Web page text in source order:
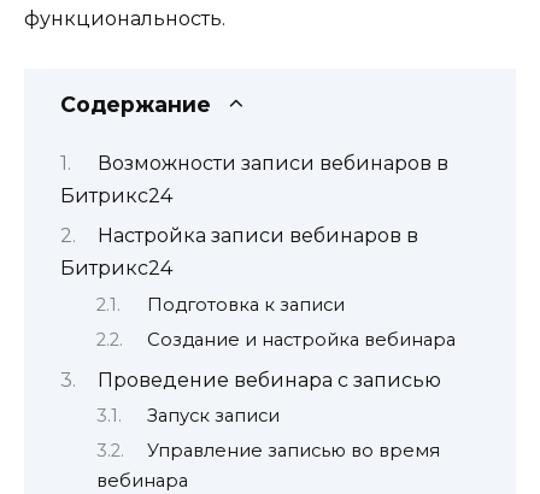
функциональность.
Содержание
Возможности записи вебинаров в
Битрикс24
Настройка записи вебинаров в
Битрикс24
Подготовка к записи
Создание и настройка вебинара
Проведение вебинара с записью
Запуск записи
Управление записью во время
вебинара